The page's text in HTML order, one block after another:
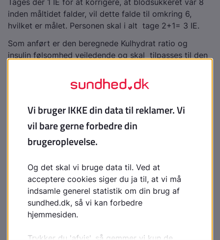
Tages der 1 IE for at korrigere, at blodsukkeret var 8
inden måltidet falder, vil dette falde til omkring 6,
hvilket er målet. Personen skal i alt tage 2+1= 3 IE.
Som anført er den beregnede Kulhydrat ratio og
insulin følsomhed vejledende og skal tilpasses til den
at laves systematisk registrering af blodsukker inden
der spises, kulhydratindtagets størrelse og insulin
højere end målblodsukkeret, skal kulhydratratioen
numerisk mindskes, dvs. der gives mere insulin i
forhold til kulhydrat mængden. Er blodsukkeret
mindre, skal ration numerisk øges, dvs. der gives
justeres.
Forholdsregler
Personer med diabetes kan have ret varierende